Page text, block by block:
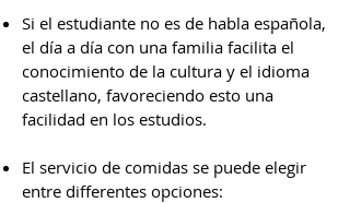
Si el estudiante no es de habla española,
el día a día con una familia facilita el
conocimiento de la cultura y el idioma
castellano, favoreciendo esto una
facilidad en los estudios.
El servicio de comidas se puede elegir
entre differentes opciones: